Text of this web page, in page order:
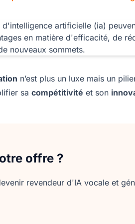
n’est plus un luxe mais un
sa compétitivité et son
offre ?
revendeur d'IA vocale et